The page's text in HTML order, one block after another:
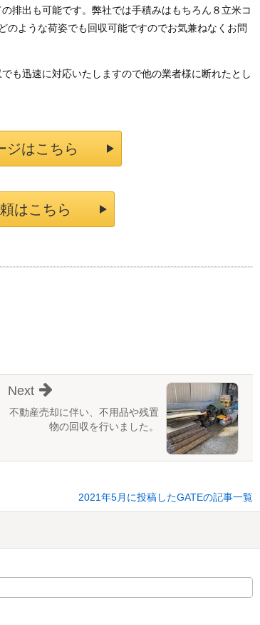
排出も可能です。弊社では手積みはもちろん８立米コ
のような荷姿でも回収可能ですのでお気兼ねなくお問
も迅速に対応いたしますので他の業者様に断れたとし
ジはこちら
はこちら
不動産売却に伴い、不用品や残置
物の回収を行いました。
Next
2021年5月に投稿したGATEの記事一覧